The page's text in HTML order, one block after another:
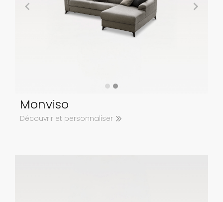
Monviso
Découvrir et personnaliser